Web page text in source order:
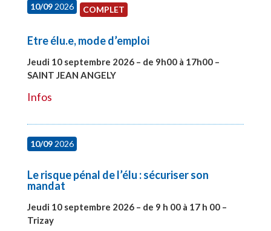
10/092026 COMPLET
Etre élu.e, mode d’emploi
Jeudi 10 septembre 2026 – de 9h00 à 17h00 –
SAINT JEAN ANGELY
Infos
10/092026
Le risque pénal de l’élu : sécuriser son
mandat
Jeudi 10 septembre 2026 – de 9 h 00 à 17 h 00 –
Trizay